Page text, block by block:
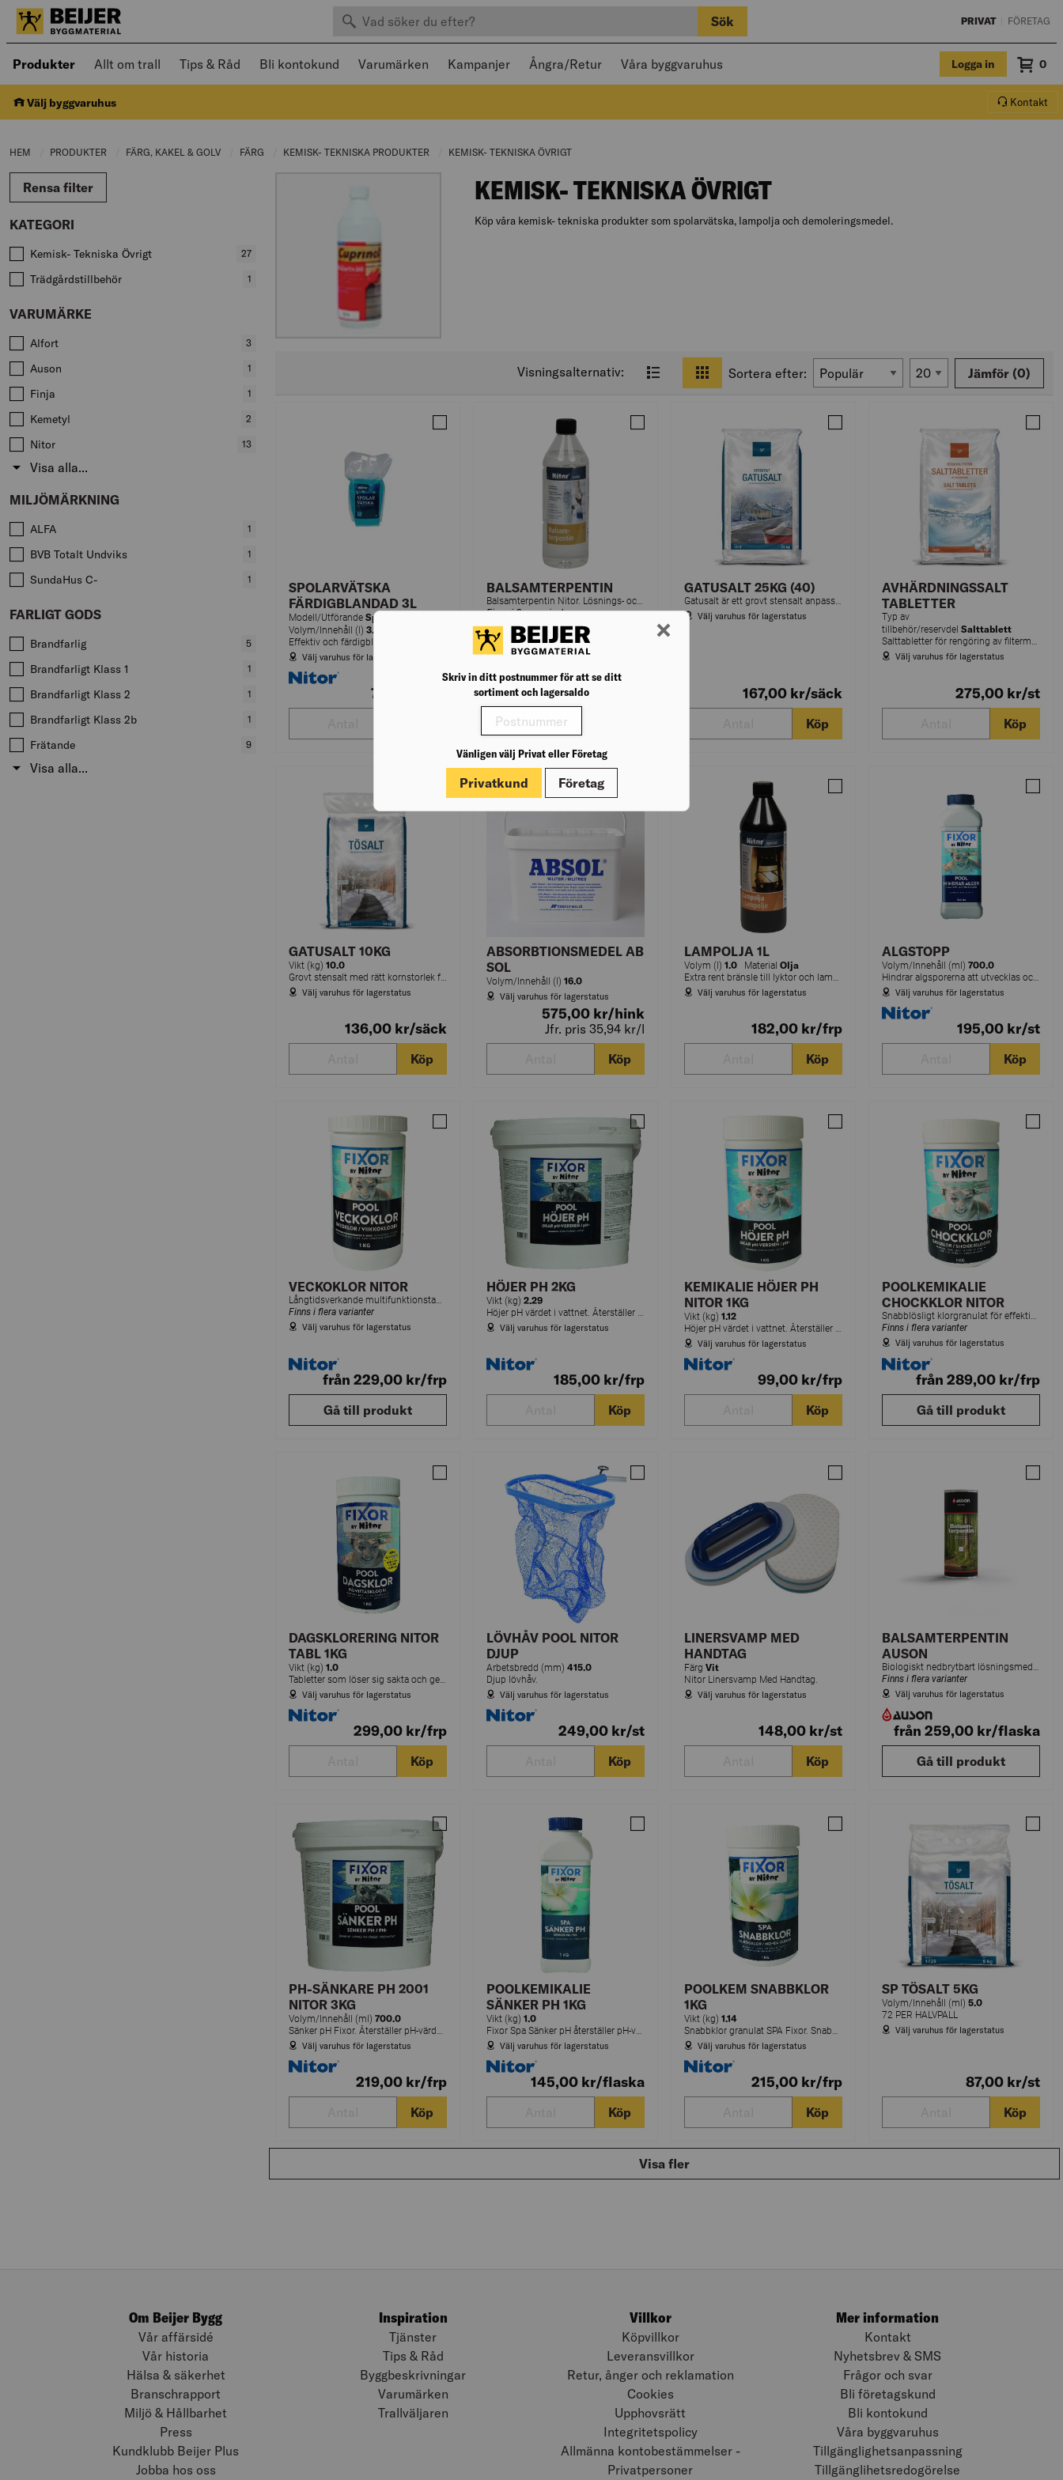
Sök efter produkter Sök PRIVAT FÖRETAG
Produkter Öppnad meny kan navigeras med piltangenter och stängas med Escape
Allt om trall Tips & Råd Bli kontokund Varumärken Kampanjer Ångra/Retur Våra byggvaruhus Logga in 0
Välj byggvaruhus Kontakt
HEM PRODUKTER CURRENT PAGE:
FÄRG, KAKEL & GOLV CURRENT PAGE:
FÄRG CURRENT PAGE:
KEMISK- TEKNISKA PRODUKTER CURRENT PAGE:
KEMISK- TEKNISKA ÖVRIGT
Rensa filter
KATEGORI
Värden att filtrera på
Kemisk- Tekniska Övrigt ,27
Trädgårdstillbehör ,1
VARUMÄRKE
Värden att filtrera på
Alfort ,3
Auson ,1
Finja ,1
Kemetyl ,2
Nitor ,13
Visa alla...
MILJÖMÄRKNING
Värden att filtrera på
ALFA ,1
BVB Totalt Undviks ,1
SundaHus C- ,1
produkter
FARLIGT GODS
Värden att filtrera på
Brandfarlig ,5
produkter
Brandfarligt Klass 1 ,1
produkter
Brandfarligt Klass 2 ,1
produkter
Brandfarligt Klass 2b ,1
produkter
Frätande ,9
Visa alla...
KEMISK- TEKNISKA ÖVRIGT
Köp våra kemisk- tekniska produkter som spolarvätska, lampolja och demoleringsmedel.
Visningsalternativ: Sortera efter: Jämför (0)
SPOLARVÄTSKA
FÄRDIGBLANDAD 3L
Modell/Utförande Spolarvätska
Volym/Innehåll (l) 3.0
Välj varuhus för lagerstatus
74,00
Jämför SPOLARVÄTSKA FÄRDIGBLANDAD 3L STÅPÅSE
BALSAMTERPENTIN
Balsamterpentin Nitor. Lösnings- och förtunningsmedel till bl.a. färger. Till impregnerning av trämöbler. Ej vattenlöslig. Löses i bl.a. i ättika, aceton.
Finns i flera varianter
Välj varuhus för lagerstatus
från 245,00
Gå till produkt
Jämför BALSAMTERPENTIN
GATUSALT 25KG (40)
Gatusalt är ett grovt stensalt anpassat för snö- och issmältning.
Välj varuhus för lagerstatus
167,00 kr/säck
Köp
Jämför GATUSALT 25KG (40)
AVHÄRDNINGSSALT
TABLETTER
Typ av
tillbehör/reservdel Salttablett
Salttabletter för rengöring av filtermassa i vattenfilter.
Välj varuhus för lagerstatus
275,00 kr/st
Köp
Jämför
GATUSALT 10KG
Vikt (kg) 10.0
Grovt stensalt med rätt kornstorlek för snö- och issmältning.
Välj varuhus för lagerstatus
136,00 kr/säck
Köp
Jämför GATUSALT/TÖSALT 10KG (96)
ABSORBTIONSMEDEL AB
SOL
Volym/Innehåll (l) 16.0
Välj varuhus för lagerstatus
575,00 kr/hink
Jfr. pris 35,94 kr/l
Köp
Jämför ABSORBTIONSMEDEL ABSOL KA0116 SPANN 16L
LAMPOLJA 1L
Volym (l) 1.0 Material Olja
Extra rent bränsle till lyktor och lampor.
Välj varuhus för lagerstatus
182,00 kr/frp
Köp
Jämför LAMPOLJA 1L (12)345
ALGSTOPP
Volym/Innehåll (ml) 700.0
Hindrar algsporerna att utvecklas och blomma ut.
Välj varuhus för lagerstatus
195,00 kr/st
Köp
Jämför
VECKOKLOR NITOR
Långtidsverkande multifunktionstabletter.
Finns i flera varianter
Välj varuhus för lagerstatus
från 229,00 kr/frp
Gå till produkt
Jämför VECKOKLOR NITOR
HÖJER PH 2KG
Vikt (kg) 2.29
Höjer pH värdet i vattnet. Återställer pH-värdet vid surt vatten till det optimala värdet 7,2-7,6.
Välj varuhus för lagerstatus
185,00 kr/frp
Köp
Jämför HÖJER PH 2KG
KEMIKALIE HÖJER PH
NITOR 1KG
Vikt (kg) 1.12
Höjer pH värdet i vattnet. Återställer pH-värdet vid surt vatten till det optimala värdet 7,2-7,6.
Välj varuhus för lagerstatus
99,00 kr/frp
Köp
Jämför POOLKEM HÖJER PH 1KG
POOLKEMIKALIE
CHOCKKLOR NITOR
Snabblösligt klorgranulat för effektiv chockbehandling.
Finns i flera varianter
Välj varuhus för lagerstatus
från 289,00 kr/frp
Gå till produkt
Jämför
DAGSKLORERING NITOR
TABL 1KG
Vikt (kg) 1.0
Tabletter som löser sig sakta och ger underhållsklor till poolvattnet.
Välj varuhus för lagerstatus
299,00 kr/frp
Köp
Jämför DAGSKLORERAR TABS NITOR 1KG
LÖVHÅV POOL NITOR
DJUP
Arbetsbredd (mm) 415.0
Djup lövhåv.
Välj varuhus för lagerstatus
249,00 kr/st
Köp
Jämför POOL-LÖVHÅV DJUP NITOR
LINERSVAMP MED
HANDTAG
Färg Vit
Nitor Linersvamp Med Handtag.
Välj varuhus för lagerstatus
148,00 kr/st
Köp
Jämför LINERSVAMP MED HANDTAG
BALSAMTERPENTIN
AUSON
Biologiskt nedbrytbart lösningsmedel för spädning av trätjära, linolja och färger. Underlättar inträngning i trä vid målning.
Finns i flera varianter
Välj varuhus för lagerstatus
från 259,00 kr/flaska
Gå till produkt
Jämför
PH-SÄNKARE PH 2001
NITOR 3KG
Volym/Innehåll (ml) 700.0
Sänker pH Fixor. Återställer pH-värdet vid ett för högt pH.
Välj varuhus för lagerstatus
219,00 kr/frp
Köp
Jämför SÄNKER PH 3KG
POOLKEMIKALIE
SÄNKER PH 1KG
Vikt (kg) 1.0
Fixor Spa Sänker pH återställer pH-värdet vid ett för högt pH till det optimala värdet 7,2-7,6.
Välj varuhus för lagerstatus
145,00 kr/flaska
Köp
Jämför POOLKEM SÄNKER PH SPA 1KG NITOR
POOLKEM SNABBKLOR
1KG
Vikt (kg) 1.14
Snabbklor granulat SPA Fixor. Snabblösligt klorgranulat för periodisk chockbehandling. Lämpligt för spa, bubbelpool och badtunnor. Sörj för god ventilation vid förvaringen.
Välj varuhus för lagerstatus
215,00 kr/frp
Köp
Jämför SNABBKLOR SPA 1KG
SP TÖSALT 5KG
Volym/Innehåll (ml) 5.0
72 PER HALVPALL
Välj varuhus för lagerstatus
87,00 kr/st
Köp
Jämför
Visa fler
Om Beijer Bygg
Vår affärsidé
Vår historia
Hälsa & säkerhet
Branschrapport
Miljö & Hållbarhet
Press
Kundklubb Beijer Plus
Jobba hos oss
Inspiration
Tjänster
Tips & Råd
Byggbeskrivningar
Varumärken
Trallväljaren
Villkor
Köpvillkor
Leveransvillkor
Retur, ånger och reklamation
Cookies
Upphovsrätt
Integritetspolicy
Allmänna kontobestämmelser -
Privatpersoner
Mer information
Kontakt
Nyhetsbrev & SMS
Frågor och svar
Bli företagskund
Bli kontokund
Våra byggvaruhus
Tillgänglighetsanpassning
Tillgänglihetsredogörelse
Skriv in ditt postnummer för att se ditt
sortiment och lagersaldo
Vänligen välj Privat eller Företag
Privatkund Företag